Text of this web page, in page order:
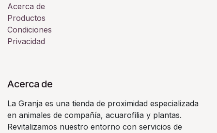
Acerca de
Productos
Condiciones
Privacidad
Acerca de
La Granja es una tienda de proximidad especializada
en animales de compañía, acuarofilia y plantas.
Revitalizamos nuestro entorno con servicios de